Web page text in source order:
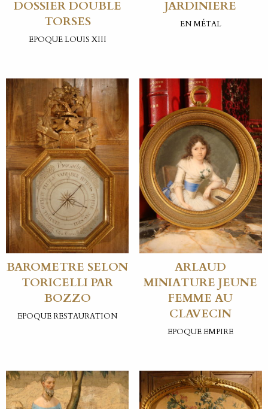
DOSSIER DOUBLE
TORSES
EPOQUE LOUIS XIII
JARDINIERE
EN MÉTAL
BAROMETRE SELON
TORICELLI PAR
BOZZO
EPOQUE RESTAURATION
ARLAUD
MINIATURE JEUNE
FEMME AU
CLAVECIN
EPOQUE EMPIRE